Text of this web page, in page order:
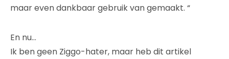
maar even dankbaar gebruik van gemaakt. “
En nu…
Ik ben geen Ziggo-hater, maar heb dit artikel